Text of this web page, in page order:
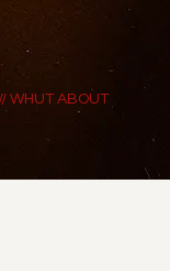
// WHUT ABOUT